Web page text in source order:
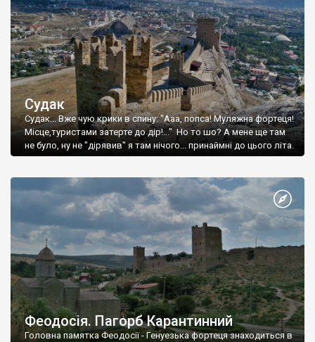
Судак
Судак... Вже чую крики в спину: "Ааа, попса! Муляжна фортеця!
Місце,туристами затерте до дір!..." Но то шо? А мене ще там
не було, ну не "дірявив" я там нічого... принаймні до цього літа.
Феодосія. Пагорб Карантинний
Головна памятка Феодосії - Генуезька фортеця знаходиться в